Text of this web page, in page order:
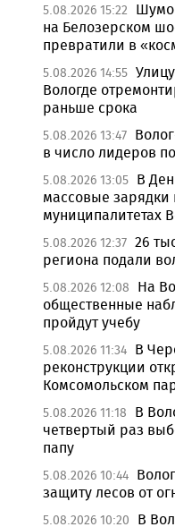
5.08.2026 15:22
на Белозерском
превратили в
5.08.2026 14:55
Вологде
раньше срока
5.08.2026 13:47
в число лидеров
5.08.2026 13:05 В
массовые зарядки
муниципалитетах
5.08.2026 12:37 26
региона подали
5.08.2026 12:08
На
общественные
пройдут учебу
5.08.2026 11:34 В
реконструкции
Комсомольском
5.08.2026 11:18
В
четвертый раз
папу
5.08.2026 10:44
защиту лесов от
5.08.2026 10:20
В